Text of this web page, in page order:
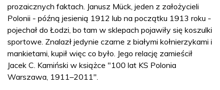
prozaicznych faktach. Janusz Mück, jeden z założycieli
Polonii - późną jesienią 1912 lub na początku 1913 roku -
pojechał do Łodzi, bo tam w sklepach pojawiły się koszulki
sportowe. Znalazł jedynie czarne z białymi kołnierzykami i
mankietami, kupił więc co było. Jego relację zamieścił
Jacek C. Kamiński w książce "100 lat KS Polonia
Warszawa, 1911–2011".